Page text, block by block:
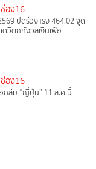
อง16
ปิดร่วงแรง 464.02 จุด
วิตกกังวลเงินเฟ้อ
อง16
ถล่ม “ญี่ปุ่น” 11 ส.ค.นี้